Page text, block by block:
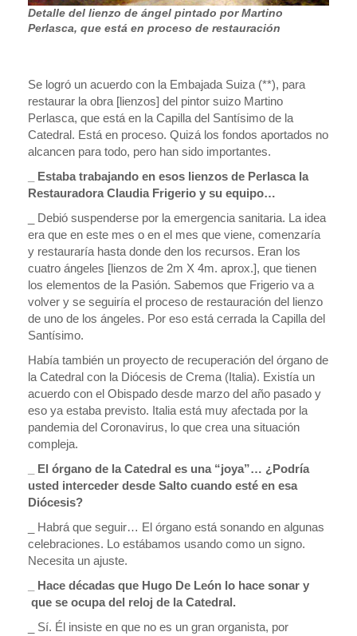
Detalle del lienzo de ángel pintado por Martino
Perlasca, que está en proceso de restauración
Se logró un acuerdo con la Embajada Suiza (**), para
restaurar la obra [lienzos] del pintor suizo Martino
Perlasca, que está en la Capilla del Santísimo de la
Catedral. Está en proceso. Quizá los fondos aportados no
alcancen para todo, pero han sido importantes.
_ Estaba trabajando en esos lienzos de Perlasca la
Restauradora Claudia Frigerio y su equipo…
_ Debió suspenderse por la emergencia sanitaria. La idea
era que en este mes o en el mes que viene, comenzaría
y restauraría hasta donde den los recursos. Eran los
cuatro ángeles [lienzos de 2m X 4m. aprox.], que tienen
los elementos de la Pasión. Sabemos que Frigerio va a
volver y se seguiría el proceso de restauración del lienzo
de uno de los ángeles. Por eso está cerrada la Capilla del
Santísimo.
Había también un proyecto de recuperación del órgano de
la Catedral con la Diócesis de Crema (Italia). Existía un
acuerdo con el Obispado desde marzo del año pasado y
eso ya estaba previsto. Italia está muy afectada por la
pandemia del Coronavirus, lo que crea una situación
compleja.
_ El órgano de la Catedral es una “joya”… ¿Podría
usted interceder desde Salto cuando esté en esa
Diócesis?
_ Habrá que seguir… El órgano está sonando en algunas
celebraciones. Lo estábamos usando como un signo.
Necesita un ajuste.
_ Hace décadas que Hugo De León lo hace sonar y
que se ocupa del reloj de la Catedral.
_ Sí. Él insiste en que no es un gran organista, por